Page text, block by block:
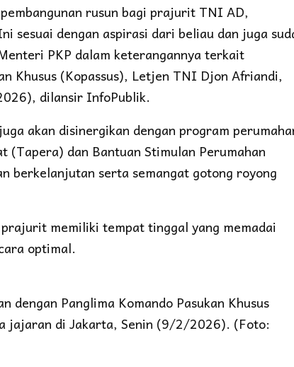
rusun bagi prajurit TNI AD,
sesuai dengan aspirasi dari beliau dan juga
PKP dalam keterangannya terkait
Khusus (Kopassus), Letjen TNI Djon Afriandi,
dilansir InfoPublik.
akan disinergikan dengan program
(Tapera) dan Bantuan Stimulan Perumahan
berkelanjutan serta semangat gotong royong
memiliki tempat tinggal yang memadai
optimal.
Panglima Komando Pasukan Khusus
jajaran di Jakarta, Senin (9/2/2026). (Foto: